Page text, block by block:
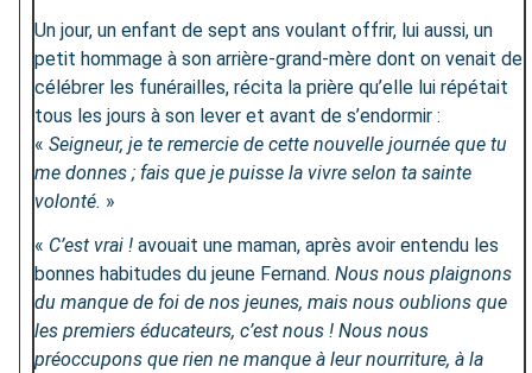
Un jour, un enfant de sept ans voulant offrir, lui aussi, un
petit hommage à son arrière-grand-mère dont on venait de
célébrer les funérailles, récita la prière qu’elle lui répétait
tous les jours à son lever et avant de s’endormir :
« Seigneur, je te remercie de cette nouvelle journée que tu
me donnes ; fais que je puisse la vivre selon ta sainte
volonté. »
« C’est vrai ! avouait une maman, après avoir entendu les
bonnes habitudes du jeune Fernand. Nous nous plaignons
du manque de foi de nos jeunes, mais nous oublions que
les premiers éducateurs, c’est nous ! Nous nous
préoccupons que rien ne manque à leur nourriture, à la